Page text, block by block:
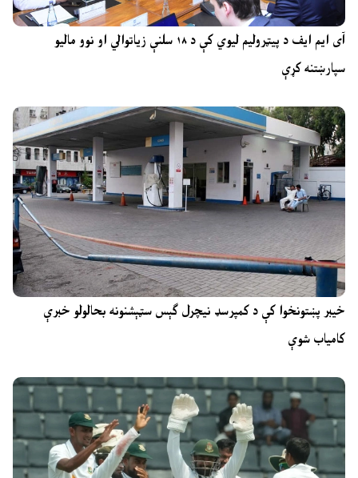
آی ایم ایف د پیټرولیم لیوي کې د ۱۸ سلنې زیاتوالي او نوو مالیو
سپارښتنه کړې
خیبر پښتونخوا کې د کمپرسډ نیچرل ګېس سټېشنونه بحالولو خبرې
کامیاب شوې